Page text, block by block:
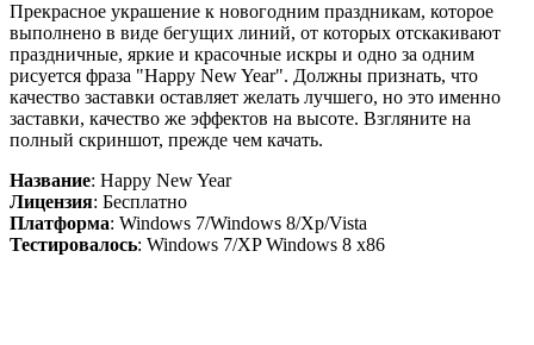
Прекрасное украшение к новогодним праздникам, которое
выполнено в виде бегущих линий, от которых отскакивают
праздничные, яркие и красочные искры и одно за одним
рисуется фраза "Happy New Year". Должны признать, что
качество заставки оставляет желать лучшего, но это именно
заставки, качество же эффектов на высоте. Взгляните на
полный скриншот, прежде чем качать.
Название: Happy New Year
Лицензия: Бесплатно
Платформа: Windows 7/Windows 8/Xp/Vista
Тестировалось: Windows 7/XP Windows 8 x86